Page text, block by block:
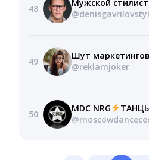
48
49
@reklamjoker
50
MDC NRG